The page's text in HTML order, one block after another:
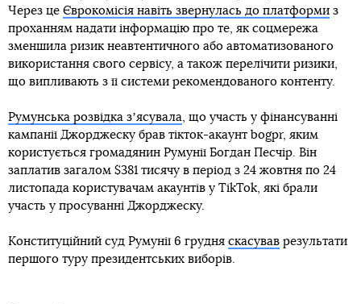
Через це Єврокомісія навіть звернулась до платформи з
проханням надати інформацію про те, як соцмережа
зменшила ризик неавтентичного або автоматизованого
використання свого сервісу, а також перелічити ризики,
що випливають з її системи рекомендованого контенту.
Румунська розвідка зʼясувала, що участь у фінансуванні
кампанії Джорджеску брав тікток-акаунт bogpr, яким
користується громадянин Румунії Богдан Песчір. Він
заплатив загалом $381 тисячу в період з 24 жовтня по 24
листопада користувачам акаунтів у TikTok, які брали
участь у просуванні Джорджеску.
Конституційний суд Румунії 6 грудня скасував результати
першого туру президентських виборів.